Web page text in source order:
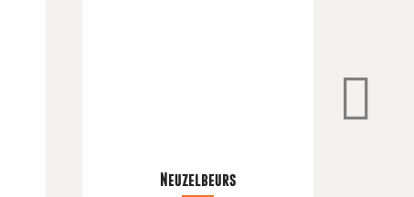
Neuzelbeurs